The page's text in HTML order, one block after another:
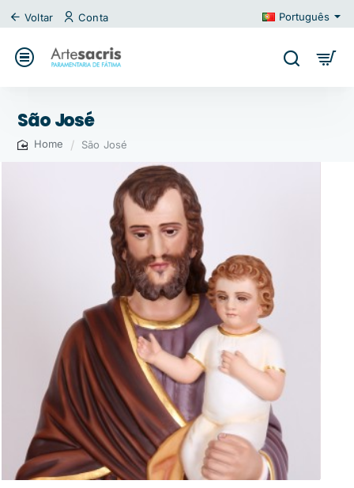
Voltar Conta Português
São José
São José